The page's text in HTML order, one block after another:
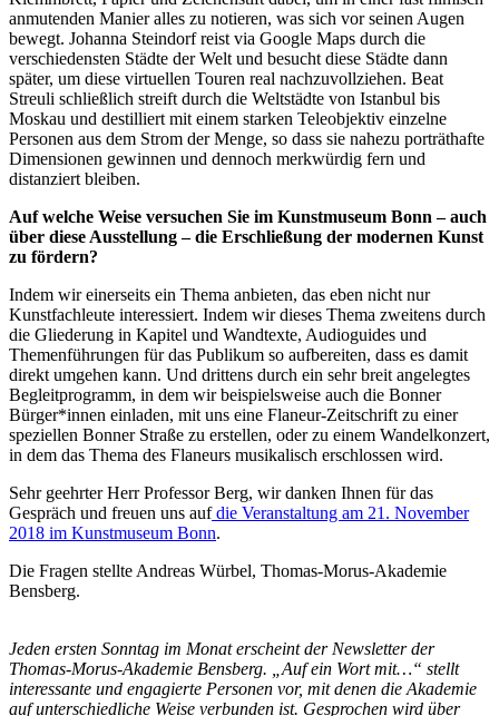
anmutenden Manier alles zu notieren, was sich vor seinen Augen
bewegt. Johanna Steindorf reist via Google Maps durch die
verschiedensten Städte der Welt und besucht diese Städte dann
später, um diese virtuellen Touren real nachzuvollziehen. Beat
Streuli schließlich streift durch die Weltstädte von Istanbul bis
Moskau und destilliert mit einem starken Teleobjektiv einzelne
Personen aus dem Strom der Menge, so dass sie nahezu porträthafte
Dimensionen gewinnen und dennoch merkwürdig fern und
distanziert bleiben.
Auf welche Weise versuchen Sie im Kunstmuseum Bonn – auch
über diese Ausstellung – die Erschließung der modernen Kunst
zu fördern?
Indem wir einerseits ein Thema anbieten, das eben nicht nur
Kunstfachleute interessiert. Indem wir dieses Thema zweitens durch
die Gliederung in Kapitel und Wandtexte, Audioguides und
Themenführungen für das Publikum so aufbereiten, dass es damit
direkt umgehen kann. Und drittens durch ein sehr breit angelegtes
Begleitprogramm, in dem wir beispielsweise auch die Bonner
Bürger*innen einladen, mit uns eine Flaneur-Zeitschrift zu einer
speziellen Bonner Straße zu erstellen, oder zu einem Wandelkonzert,
in dem das Thema des Flaneurs musikalisch erschlossen wird.
Sehr geehrter Herr Professor Berg, wir danken Ihnen für das
Gespräch und freuen uns aufdie Veranstaltung am 21. November
2018 im Kunstmuseum Bonn.
Die Fragen stellte Andreas Würbel, Thomas-Morus-Akademie
Bensberg.
Jeden ersten Sonntag im Monat erscheint der Newsletter der
Thomas-Morus-Akademie Bensberg. „Auf ein Wort mit…“ stellt
interessante und engagierte Personen vor, mit denen die Akademie
auf unterschiedliche Weise verbunden ist. Gesprochen wird über